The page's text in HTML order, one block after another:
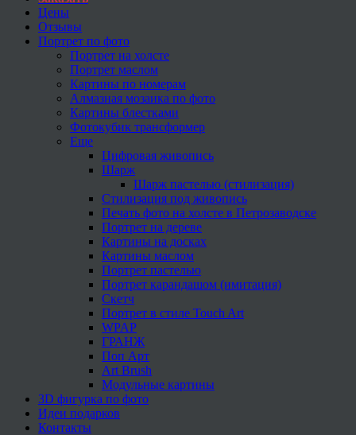
Цены
Отзывы
Портрет по фото
Портрет на холсте
Портрет маслом
Картины по номерам
Алмазная мозаика по фото
Картины блестками
Фотокубик трансформер
Еще
Цифровая живопись
Шарж
Шарж пастелью (стилизация)
Стилизация под живопись
Печать фото на холсте в Петрозаводске
Портрет на дереве
Картины на досках
Картины маслом
Портрет пастелью
Портрет карандашом (имитация)
Скетч
Портрет в стиле Touch Art
WPAP
ГРАНЖ
Поп Арт
Art Brush
Модульные картины
3D фигурка по фото
Идеи подарков
Контакты